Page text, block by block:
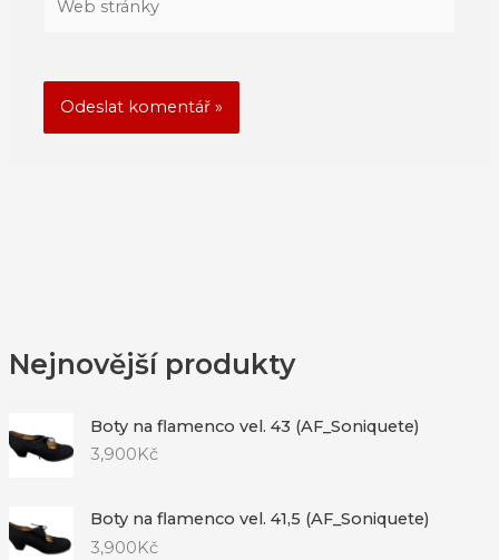
Nejnovější produkty
Boty na flamenco vel. 43 (AF_Soniquete)
3,900 Kč
Boty na flamenco vel. 41,5 (AF_Soniquete)
3,900Kč